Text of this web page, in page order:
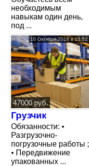
необходимым
навыкам один день,
под ...
10 Октября 2018 в 15:52
47000 руб.
Грузчик
Обязанности: •
Разгрузочно-
погрузочные работы ;
• Передвижение
упакованных ...